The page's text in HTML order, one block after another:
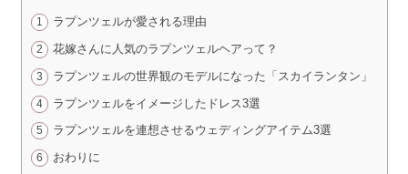
ラプンツェルが愛される理由
花嫁さんに人気のラプンツェルヘアって？
ラプンツェルの世界観のモデルになった「スカイランタン」
ラプンツェルをイメージしたドレス3選
ラプンツェルを連想させるウェディングアイテム3選
おわりに